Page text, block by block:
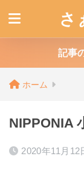
さ
記事
ホーム
NIPPONIA
2020年11月12